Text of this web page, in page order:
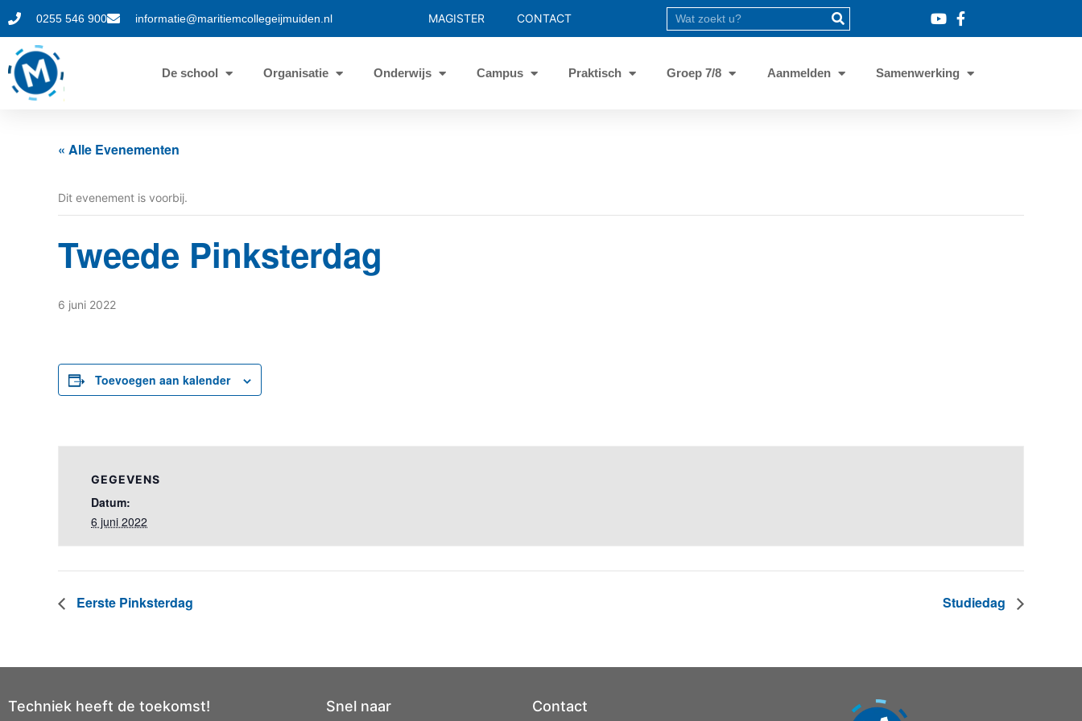
0255 546 900 informatie@maritiemcollegeijmuiden.nl MAGISTER CONTACT
De school Organisatie Onderwijs Campus Praktisch Groep 7/8 Aanmelden Samenwerking
« Alle Evenementen
Dit evenement is voorbij.
Tweede Pinksterdag
6 juni 2022
Toevoegen aan kalender
GEGEVENS
Datum:
6 juni 2022
Eerste Pinksterdag Studiedag
Techniek heeft de toekomst! Snel naar Contact